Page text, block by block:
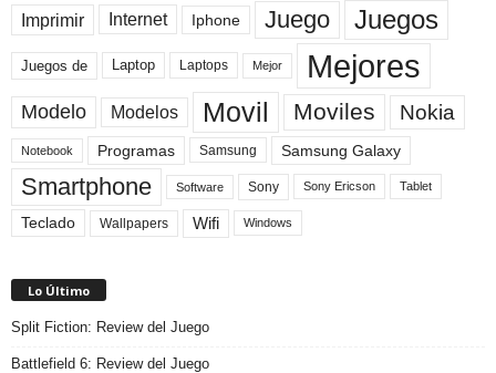
Imprimir Internet Iphone Juego Juegos
Juegos de Laptop Laptops Mejor Mejores
Modelo Modelos Movil Moviles Nokia
Notebook Programas Samsung Samsung Galaxy
Smartphone Software Sony Sony Ericson Tablet
Teclado Wallpapers Wifi Windows
Lo Último
Split Fiction: Review del Juego
Battlefield 6: Review del Juego